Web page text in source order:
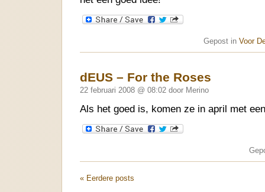
Gepost in Voor
dEUS – For the Roses
22 februari 2008 @ 08:02 door Merino
Als het goed is, komen ze in april met
« Eerdere posts